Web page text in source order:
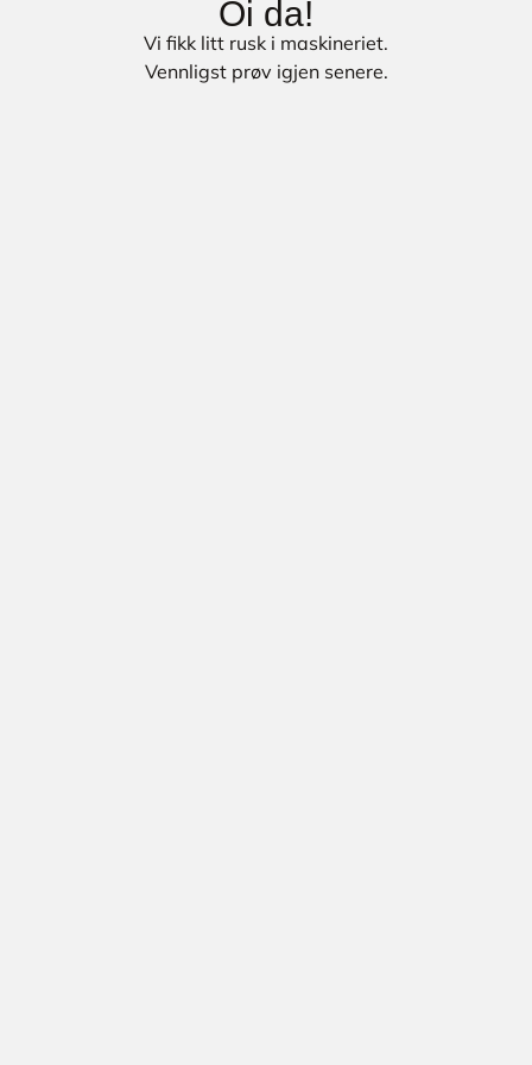
Oi da!
Vi fikk litt rusk i maskineriet.
Vennligst prøv igjen senere.